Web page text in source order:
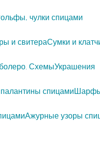
чулки спицами
и свитераСумки и
СхемыУкрашения
спицами
Ажурные узоры